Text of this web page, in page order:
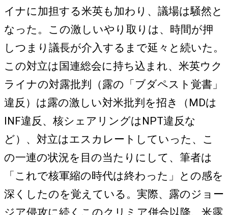
イナに加担する米英も加わり、議場は騒然と
なった。この激しいやり取りは、時間が押
しつまり議長が介入するまで延々と続いた。
この対立は国連総会に持ち込まれ、米英ウク
ライナの対露批判（露の「ブダペスト覚書」
違反）は露の激しい対米批判を招き（MDは
INF違反、核シェアリングはNPT違反な
ど）、対立はエスカレートしていった、こ
の一連の状況を目の当たりにして、筆者は
「これで核軍縮の時代は終わった」との感を
深くしたのを覚えている。実際、露のジョー
ジア侵攻に続くこのクリミア併合以降、米露